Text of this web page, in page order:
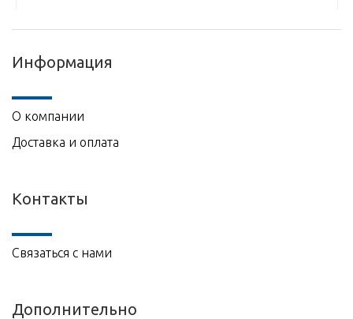
Информация
О компании
Доставка и оплата
Контакты
Связаться с нами
Дополнительно